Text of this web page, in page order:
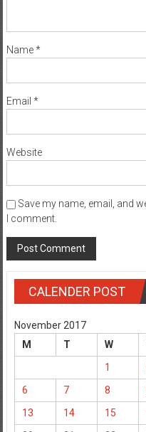
Name*
Email *
Website
Save my name, email, and
I comment.
CALENDER POST
November 2017
M
T W
1
6
7 8
13
14 15